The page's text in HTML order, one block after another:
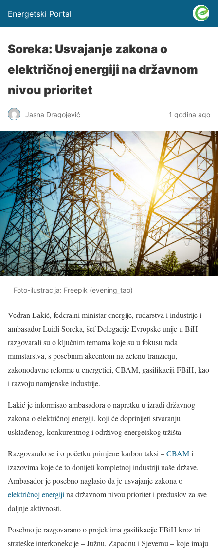
Energetski Portal
Soreka: Usvajanje zakona o
električnoj energiji na državnom
nivou prioritet
Jasna Dragojević 1 godina ago
Foto-ilustracija: Freepik (evening_tao)
Vedran Lakić, federalni ministar energije, rudarstva i industrije i
ambasador Luiđi Soreka, šef Delegacije Evropske unije u BiH
razgovarali su o ključnim temama koje su u fokusu rada
ministarstva, s posebnim akcentom na zelenu tranziciju,
zakonodavne reforme u energetici, CBAM, gasifikaciji FBiH, kao
i razvoju namjenske industrije.
Lakić je informisao ambasadora o napretku u izradi državnog
zakona o električnoj energiji, koji će doprinijeti stvaranju
usklađenog, konkurentnog i održivog energetskog tržišta.
Razgovaralo se i o početku primjene karbon taksi –CBAMi
izazovima koje će to donijeti kompletnoj industriji naše države.
Ambasador je posebno naglasio da je usvajanje zakona o
električnoj energijina državnom nivou prioritet i preduslov za sve
daljnje aktivnosti.
Posebno je razgovarano o projektima gasifikacije FBiH kroz tri
strateške interkonekcije – Južnu, Zapadnu i Sjevernu – koje imaju